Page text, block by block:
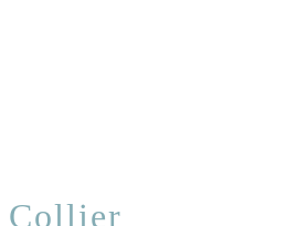
Collier